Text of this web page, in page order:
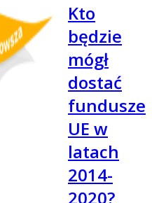
Kto
będzie
mógł
dostać
fundusze
UE w
latach
2014-
2020?